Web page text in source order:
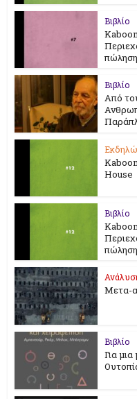
Βιβλίο
Βιβλίο
Από
House
Βιβλίο
Μετα-
Βιβλίο
Για μια